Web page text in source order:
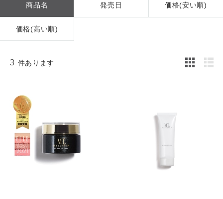
商品名 発売日 価格(安い順)
価格(高い順)
3 件あります